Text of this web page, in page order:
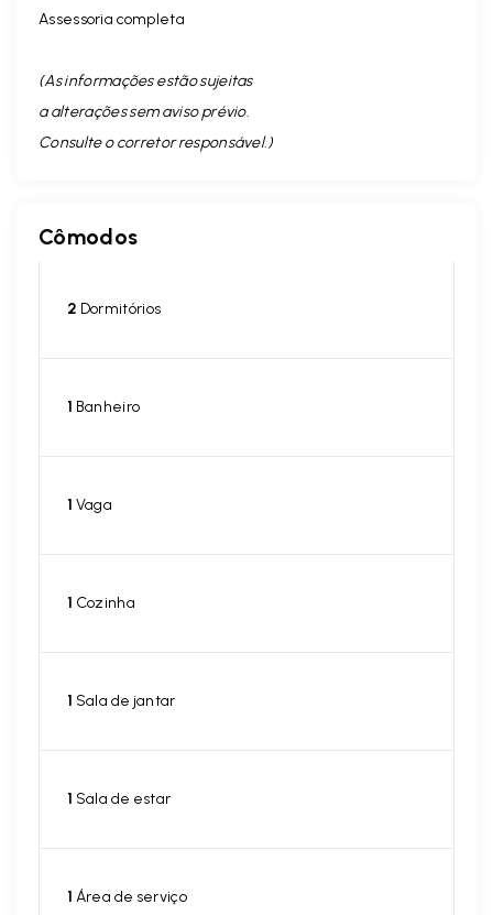
Assessoria completa
(As informações estão sujeitas
a alterações sem aviso prévio.
Consulte o corretor responsável. )
Cômodos
2 Dormitórios
1 Banheiro
1 Vaga
1 Cozinha
1 Sala de jantar
1 Sala de estar
1 Área de serviço